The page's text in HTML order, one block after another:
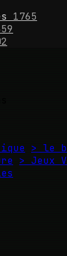
1765
> le
> Jeux